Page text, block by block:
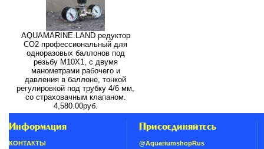
AQUAMARINE.LAND редуктор
СО2 профессиональный для
одноразовых баллонов под
резьбу M10X1, с двумя
манометрами рабочего и
давления в баллоне, тонкой
регулировкой под трубку 4/6 мм,
со страховачным клапаном.
4,580.00руб.
Информация
КОНТАКТЫ
Присоединяйтесь
@AquariumshopRus